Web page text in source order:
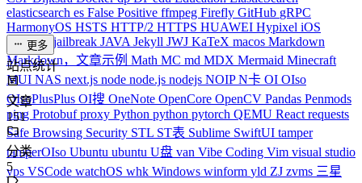
elasticsearch es False Positive ffmpeg Firefly GitHub gRPC
HarmonyOS HSTS HTTP/2 HTTPS HUAWEI Hypixel iOS
iPhoneJ jailbreak JAVA Jekyll JWJ KaTeX macos Markdown
Markdown，文章示例 Math MC md MDX Mermaid Minecraft
MUI NAS next.js node node.js nodejs NOIPN卡 OI OIso
OIsoPlusPlus OI搜 OneNote OpenCore OpenCV Pandas Penmods
ping Protobufproxy Python python pytorch QEMU React requests
Safe Browsing Security STL ST表 Sublime SwiftUI tamper
tamperOIso Ubuntu ubuntu U盘 van Vibe Coding Vim visual studio
vps VSCode watchOS whk Windows winform yld ZJ zvms 三星
更多
站点统计
文章
151
分类
5